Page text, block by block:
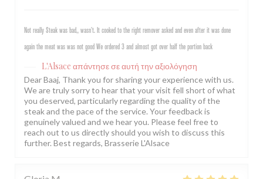
Not really Steak was bad,, wasn’t. It cooked to the right remover asked and even after it was done
again the meat was was not good We ordered 3 and almost got over half the portion back
L'Alsace απάντησε σε αυτή την αξιολόγηση
Dear Baaj, Thank you for sharing your experience with us.
We are truly sorry to hear that your visit fell short of what
you deserved, particularly regarding the quality of the
steak and the pace of the service. Your feedback is
genuinely valued and we hear you. Please feel free to
reach out to us directly should you wish to discuss this
further. Best regards, Brasserie L'Alsace